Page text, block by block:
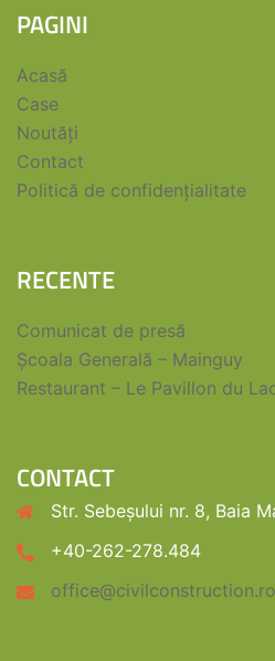
PAGINI
Acasă
Case
Noutăți
Contact
Politică de confidențialitate
RECENTE
Comunicat de presă
Școala Generală – Mainguy
Restaurant – Le Pavillon du
CONTACT
Str. Sebeșului nr. 8, Baia
+40-262-278.484
office@civilconstruction.ro